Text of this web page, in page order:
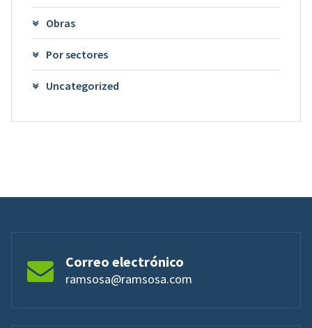
Obras
Por sectores
Uncategorized
Correo electrónico
ramsosa@ramsosa.com